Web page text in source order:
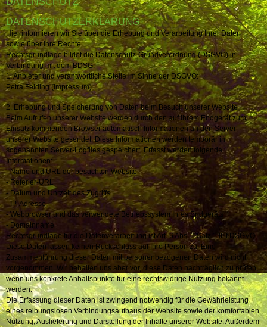
DATENSCHUTZERKLÄRUNG
Hier informieren wir Sie über die Erhebung und Verarbeitung Ihrer Daten
sowie über Ihre Rechte.
Rechtsgrundlage bildet die Datenschutz-Grundverordnung (DSGVO) in
Verbindung mit dem BDSG.
1. Anbieter und verantwortliche Stelle im Sinne der DSGVO:
Petra Felding (Impressum)
2. Erhebung und Speicherung von Daten beim Besuch unserer Website
Beim Aufrufen unserer Website werden durch den auf Ihrem Endgerät zum
Einsatz kommenden Browser automatisch Informationen an den Server
unserer Website gesendet. Diese Informationen werden temporär in
sogenannten Server-Logfiles gespeichert. Erfasst werden folgende
Informationen:
- Name und URL der besuchten Website
- Referier-URL
- Datum und Uhrzeit des Zugriffs
- IP-Adresse
- Webbrowser und das verwendete Betriebssystem Ihres Endgeräts
- Domainname
Rechtsgrundlage für die Datenverarbeitung ist Art. 6 Abs. 1 Satz 1 lt. f DSGVO.
Diese Daten lassen keinen Rückschluss auf Ihre Person zu. Eine
Zusammenführung dieser Daten mit personenbezogenen Daten wird nicht
vorgenommen. Wir behalten uns aber vor, diese Daten nachträglich zu prüfen,
wenn uns konkrete Anhaltspunkte für eine rechtswidrige Nutzung bekannt
werden.
Die Erfassung dieser Daten ist zwingend notwendig für die Gewährleistung
eines reibungslosen Verbindungsaufbaus der Website sowie der komfortablen
Nutzung, Auslieferung und Darstellung der Inhalte unserer Website. Außerdem